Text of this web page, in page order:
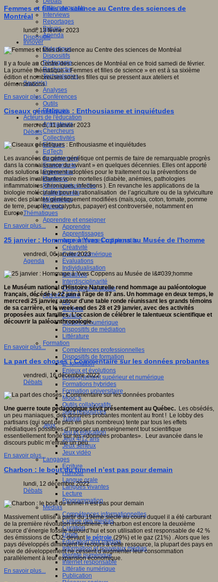
Faits marquants
Interviews
Reportages
Brèves
Agenda
Innover
Didactique
Dispositifs
Pédagogie
Recherche
Technologies
Savoir(s)
Analyses
Conférences
Outils
Pratiques
Acteurs de l'éducation
Animateurs
Chercheurs
Collectivités
Editeurs
EdTech
Encadrement
Enseignants
Entreprises
Etudiants
Filières industrielles
Institutionnels
Médiateurs
Parents
Thématiques
Apprendre et enseigner
Apprendre
Apprentissages
Apprentissages collaboratifs
Créativité
Culture numérique
Evaluations
Individualisation
Initiatives
Interdisciplinarité
Outils pour la classe
Arts et Culture
Art
Cinéma
Culture
Culture et numérique
Dispositifs de médiation
Littérature
Formation
Compétences professionnelles
Dispositifs de formation
E- formation
Enjeux et évolutions
Enseignement supérieur et numérique
Formations hybrides
Formation universitaire
Mooc’s
Outils collaboratifs
Sites ressources
Tutorat
Jeux
Jeu et éducation
Jeux 4/12 ans
Jeux sérieux
Jeux vidéo
Langages
Ecriture
Humour
Langue orale
Langues vivantes
Lecture
Programmation
Médias
Compétences informationnelles
Culture des médias
Curation
Droits
Education aux médias
Information et nouveaux médias
Identité numérique
Internet responsable
Littératie numérique
Publication
Femmes et filles de science au Centre des sciences de
Montréal
lundi, 13 février 2023
Dispositifs
Il y a foule au Centre des sciences de Montréal en ce froid samedi de février.
La journée thématique « Femmes et filles de science » en est à sa sixième
édition et nombreuses sont les filles qui se pressent aux ateliers et
démonstrations.
En savoir plus...
Ciseaux génétiques : Enthousiasme et inquiétudes
mercredi, 11 janvier 2023
Débats
Les avancées du génie génétique ont permis de faire de remarquable progrès
dans la connaissance du «vivant » en quelques décennies. Elles ont apporté
des solutions largement adoptées pour le traitement ou la préventions de
maladies invalidantes voire mortelles (diabète, anémies, pathologies
inflammatoires chroniques, infections ). En revanche les applications de la
biologie moléculaire pour la rationalisation de l’agriculture ou de la sylviculture
avec des plantes génétiquement modifiées (maïs,soja, coton, tomate, pomme
de terre, peuplier, eucalyptus, papayer) est controversée, notamment en
Europe.
En savoir plus...
25 janvier : Hommage à Yves Coppens au Musée de l'homme
vendredi, 06 janvier 2023
Agenda
Le Muséum national d’Histoire Naturelle rend hommage au paléontologue
français, décédé le 22 juin à l’âge de 87 ans. Un hommage en deux temps, le
mercredi 25 janvier autour d'une table ronde réunissant les grands témoins
de sa carrière, et le week-end des 28 et 29 janvier, avec des activités
proposées aux familles. L'occasion de célébrer le talentueux scientifique et
découvrir la paléoanthropologie.
En savoir plus...
La part des choses : Commentaire sur les données probantes
vendredi, 16 décembre 2022
Débats
Une guerre toute pédagogique sévit présentement au Québec. Les obsédés,
un peu maniaques, des données probantes montent au front ! Le lobby des
partisans (qui sont de plus en plus nombreux) tente par tous les effets
médiatiques possibles d’imposer un enseignement tout scientifique
essentiellement fondé sur les «données probantes». Leur avancée dans le
discours public m’effraie un peu.
En savoir plus...
Charbon : le bout du tunnel n’est pas pour demain
lundi, 12 décembre 2022
Débats
Massivement utilisé à partir du 19ème siècle au cours duquel il a été carburant
de la première révolution industrielle, le charbon est encore la deuxième
source d’énergie fossile aujourd’hui et son utilisation est responsable de 42 %
des émissions de CO2, devant le pétrole(29%) et le gaz (21%) . Alors que les
pays développés diminuent le recours à cette ressource, la plupart des pays en
voie de développement ne cessent d’augmenter leur consommation
parallèlement à leur expansion économique.
En savoir plus...